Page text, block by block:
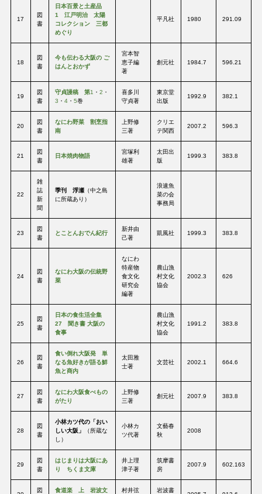
17
図
書
日本百景と土産品
1 江戸明治 太陽
コレクション 三都
めぐり
平凡社 1980 291.09
18
図
書
今も伝わる大阪の ご
はんとおかず
宮本智
恵子編
著
創元社 1984.7 596.21
19
図
書
守貞謾稿 第1 ・ 2 ・
3 ・ 4・ 5巻
喜多川
守貞著
東京堂
出版
1992.9 382.1
20
図
書
なにわ野菜 割烹指
南
上野修
三著
クリエ
テ関西
2007.2 596.3
21
図
書
日本焼肉物語
宮塚利
雄著
太田出
版
1999.3 383.8
22
雑
誌
新
聞
季刊 浮瀬（中之島
に所蔵あり）
浪速魚
菜の会
事務局
23
図
書
とことんおでん紀行
新井由
己著
凱風社 1999.3 383.8
24
図
書
なにわ大阪の伝統野
菜
なにわ
特産物
食文化
研究会
編著
農山漁
村文化
協会
2002.3 626
25
図
書
日本の食生活全集
27 聞き書 大阪の
食事
農山漁
村文化
協会
1991.2 383.8
26
図
書
食い倒れ大阪発 単
なる魚好きが語る鮮
魚と商内
太田雅
士著
文芸社 2002.1 664.6
27
図
書
なにわ大阪食べもの
がたり
上野修
三著
創元社 2007.9 383.8
28
図
書
小林カツ代の「おい
しい大阪」
（所蔵な
し）
小林カ
ツ代著
文藝春
秋
2008
29
図
書
はじまりは大阪にあ
り ちくま文庫
井上理
津子著
筑摩書
房
2007.9 602.163
図 食道楽 上 岩波文 村井弦 岩波書